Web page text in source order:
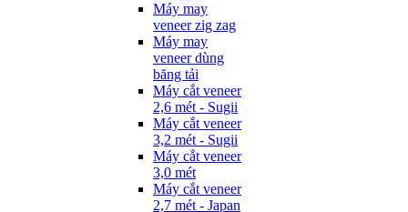
Máy may
veneer zig zag
Máy may
veneer dùng
băng tải
Máy cắt veneer
2,6 mét - Sugii
Máy cắt veneer
3,2 mét - Sugii
Máy cắt veneer
3,0 mét
Máy cắt veneer
2,7 mét - Japan